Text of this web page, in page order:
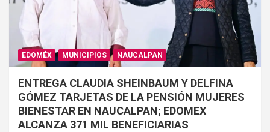
EDOMÉX MUNICIPIOS NAUCALPAN
ENTREGA CLAUDIA SHEINBAUM Y DELFINA
GÓMEZ TARJETAS DE LA PENSIÓN MUJERES
BIENESTAR EN NAUCALPAN; EDOMEX
ALCANZA 371 MIL BENEFICIARIAS